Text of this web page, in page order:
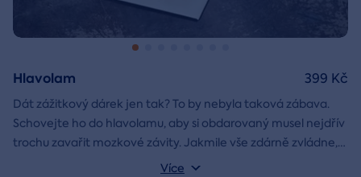
Hlavolam
Dát zážitkový dárek jen tak? To by nebyla taková zábava.
Schovejte ho do hlavolamu, aby si obdarovaný musel nejdřív
trochu zavařit mozkové závity. Jakmile vše zdárně zvládne,
objeví poukaz na zážitek i s vaším věnováním.
Vnější rozměry: 15,5 x 8,5 x 5 cm
Více
399 Kč